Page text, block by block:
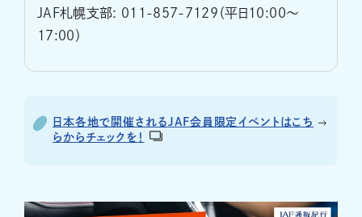
JAF札幌支部: 011-857-7129（平日10:00～
17:00）
日本各地で開催されるJAF会員限定イベントはこち
らからチェックを！